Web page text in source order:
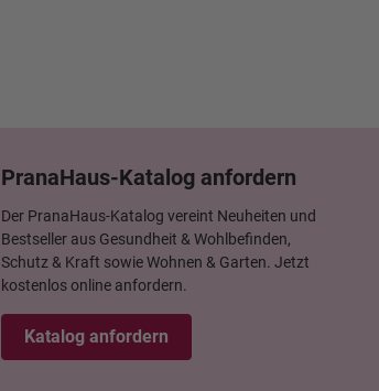
PranaHaus-Katalog anfordern
Der PranaHaus-Katalog vereint Neuheiten und
Bestseller aus Gesundheit & Wohlbefinden,
Schutz & Kraft sowie Wohnen & Garten. Jetzt
kostenlos online anfordern.
Katalog anfordern